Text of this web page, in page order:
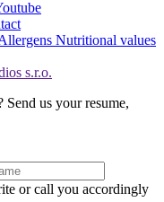
Nutritional values
s.r.o.
us your resume,
or call you accordingly